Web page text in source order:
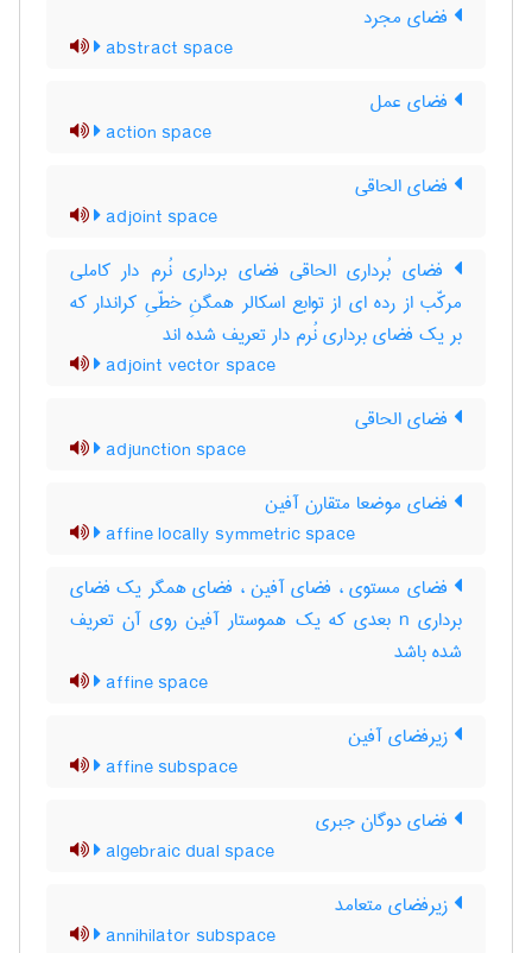
فضای مجرد
abstract space
فضای عمل
action space
فضای الحاقی
adjoint space
فضای بُرداری الحاقی فضای برداری نُرم دار کاملی
مرکّب از رده ای از توابع اسکالر همگنِ خطّیِ کراندار که
بر یک فضای برداری نُرم دار تعریف شده اند
adjoint vector space
فضای الحاقی
adjunction space
فضای موضعا متقارن آفین
affine locally symmetric space
فضای مستوی ، فضای آفین ، فضای همگر یک فضای
برداری n بعدی که یک هموستار آفین روی آن تعریف
شده باشد
affine space
زیرفضای آفین
affine subspace
فضای دوگان جبری
algebraic dual space
زیرفضای متعامد
annihilator subspace